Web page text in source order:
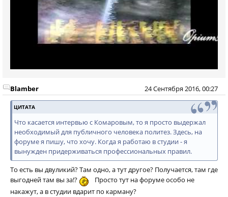
24 Сентября 2016, 00:27
Blamber
ЦИТАТА
Что касается интервью с Комаровым, то я просто выдержал
необходимый для публичного человека политез. Здесь, на
форуме я пишу, что хочу. Когда я работаю в студии - я
вынужден придерживаться профессиональных правил.
То есть вы двуликий? Там одно, а тут другое? Получается, там где
выгодней там вы за!?
Просто тут на форуме особо не
накажут, а в студии вдарит по карману?